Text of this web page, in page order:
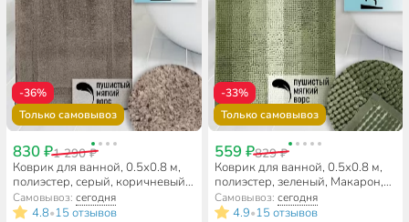
-36%
Только самовывоз
830 ₽1 290 ₽
Коврик для ванной, 0.5х0.8 м,
полиэстер, серый, коричневый,
Альпака, Y6-1932
Самовывоз:сегодня
4.8•15 отзывов
-33%
Только самовывоз
559 ₽829 ₽
Коврик для ванной, 0.5х0.8 м,
полиэстер, зеленый, Макарон,
Y3-847
Самовывоз: сегодня
4.9•15 отзывов